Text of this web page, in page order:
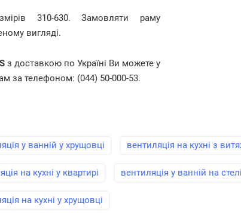
310-630. Замовляти раму
вигляді.
з доставкою по Україні Ви можете у
за телефоном: (044) 50-000-53.
у ванній у хрущовці вентиляція на кухні з
на кухні у квартирі вентиляція у ванній на стелі
на кухні у хрущовці